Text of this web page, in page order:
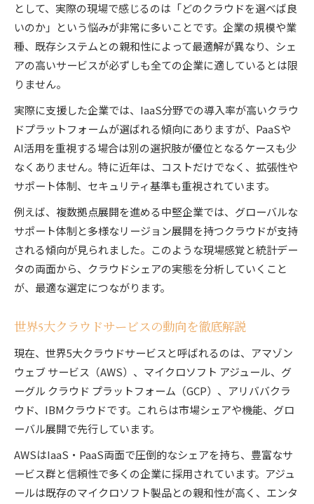
として、実際の現場で感じるのは「どのクラウドを選べば良
いのか」という悩みが非常に多いことです。企業の規模や業
種、既存システムとの親和性によって最適解が異なり、シェ
アの高いサービスが必ずしも全ての企業に適しているとは限
りません。
実際に支援した企業では、IaaS分野での導入率が高いクラウ
ドプラットフォームが選ばれる傾向にありますが、PaaSや
AI活用を重視する場合は別の選択肢が優位となるケースも少
なくありません。特に近年は、コストだけでなく、拡張性や
サポート体制、セキュリティ基準も重視されています。
例えば、複数拠点展開を進める中堅企業では、グローバルな
サポート体制と多様なリージョン展開を持つクラウドが支持
される傾向が見られました。このような現場感覚と統計デー
タの両面から、クラウドシェアの実態を分析していくこと
が、最適な選定につながります。
世界5大クラウドサービスの動向を徹底解説
現在、世界5大クラウドサービスと呼ばれるのは、アマゾン
ウェブ サービス（AWS）、マイクロソフト アジュール、グ
ーグル クラウド プラットフォーム（GCP）、アリババクラ
ウド、IBMクラウドです。これらは市場シェアや機能、グロ
ーバル展開で先行しています。
AWSはIaaS・PaaS両面で圧倒的なシェアを持ち、豊富なサ
ービス群と信頼性で多くの企業に採用されています。アジュ
ールは既存のマイクロソフト製品との親和性が高く、エンタ